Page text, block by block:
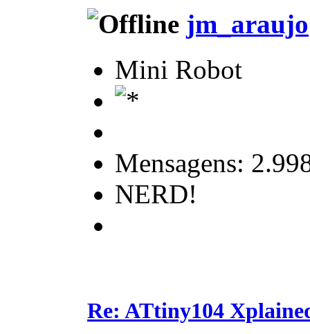
jm_araujo
Mini Robot
Mensagens:
NERD!
Re: ATtiny104